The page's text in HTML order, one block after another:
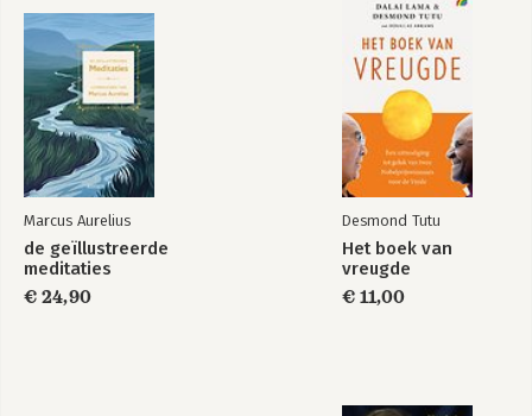
Marcus Aurelius
de geïllustreerde
meditaties
€ 24,90
Desmond Tutu
Het boek van
vreugde
€ 11,00